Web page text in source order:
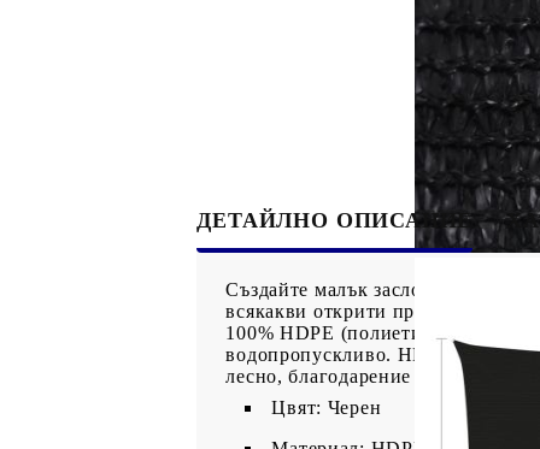
ДЕТАЙЛНО ОПИСАНИЕ
Създайте малък заслон от
всякакви открити пространства,
100% HDPE (полиетилен с
водопропускливо. HDPE
лесно, благодарение на
Цвят: Черен